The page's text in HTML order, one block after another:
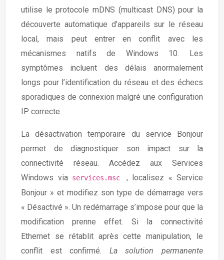
utilise le protocole mDNS (multicast DNS) pour la
découverte automatique d’appareils sur le réseau
local, mais peut entrer en conflit avec les
mécanismes natifs de Windows 10. Les
symptômes incluent des délais anormalement
longs pour l’identification du réseau et des échecs
sporadiques de connexion malgré une configuration
IP correcte.
La désactivation temporaire du service Bonjour
permet de diagnostiquer son impact sur la
connectivité réseau. Accédez aux Services
Windows via services.msc , localisez « Service
Bonjour » et modifiez son type de démarrage vers
« Désactivé ». Un redémarrage s’impose pour que la
modification prenne effet. Si la connectivité
Ethernet se rétablit après cette manipulation, le
conflit est confirmé. La solution permanente